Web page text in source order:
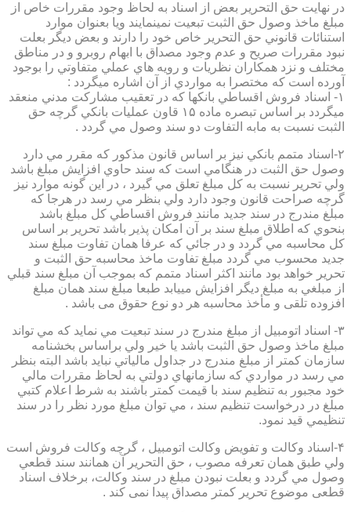
در نهايت حق التحرير بعض از اسناد به لحاظ وجود مقررات خاص از
مبلغ ماخذ وصول حق الثبت تبعيت نمينمايند ويا بعنوان موارد
استنائات قانوني حق التحرير خاص خود را دارند و بعض ديگر بعلت
نبود مقررات صريح و عدم وجود مصداق با ابهام روبرو و در مناطق
مختلف و نزد همكاران نظريات و رويه هاي عملي متفاوتي را بوجود
آورده است كه مختصرا به مواردي از آن اشاره ميگردد :
۱- اسناد فروش اقساطي بانكها كه در تعقيب مشاركت مدني منعقد
ميگردد بر اساس تبصره ماده ۱۵ قاون عمليات بانكي گرچه حق
الثبت نسبت به مابه التفاوت دو سند وصول مي گردد .
۲-اسناد متمم بانكي نيز بر اساس قانون مذكور كه مقرر مي دارد
وصول حق الثبت در هنگامي است كه سند حاوي افزايش مبلغ باشد
ولي تحرير نسبت به كل مبلغ تعلق مي گيرد ، در اين گونه موارد نيز
گرچه صراحت قانون وجود دارد ولي بنظر مي رسد در هرجا كه
مبلغ مندرج در سند جديد مانند فروش اقساطي كل مبلغ باشد
بنحوي كه اطلاق مبلغ سند بر آن امكان پذير باشد تحرير بر اساس
كل محاسبه مي گردد و در جائي كه عرفا همان تفاوت مبلغ سند
جديد محسوب مي گردد مبلغ تفاوت ماخذ محاسبه حق الثبت و
تحرير خواهد بود مانند اكثر اسناد متمم كه بموجب آن مبلغ سند قبلي
از مبلغي به مبلغ ديگر افزايش مييابد طبعا مبلغ سند همان مبلغ
افزوده تلقی و مأخذ محاسبه هر دو نوع حقوق می باشد .
۳- اسناد اتومبيل از مبلغ مندرج در سند تبعيت مي نمايد كه مي تواند
مبلغ ماخذ وصول حق الثبت باشد يا خير ولي براساس بخشنامه
سازمان كمتر از مبلغ مندرج در جداول مالياتي نبايد باشد البته بنظر
مي رسد در مواردي كه سازمانهاي دولتي به لحاظ مقررات مالي
خود مجبور به تنظيم سند با قيمت كمتر باشند به شرط اعلام كتبي
مبلغ در درخواست تنظيم سند ، مي توان مبلغ مورد نظر را در سند
تنظيمي قيد نمود.
۴-اسناد وكالت و تفويض وكالت اتومبيل ، گرچه وكالت فروش است
ولي طبق همان تعرفه مصوب ، حق التحرير آن همانند سند قطعي
وصول مي گردد و بعلت نبودن مبلغ در سند وكالت، برخلاف اسناد
قطعی موضوع تحریر کمتر مصداق پیدا نمی کند .